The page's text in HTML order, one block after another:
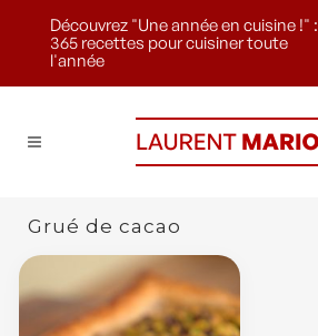
Découvrez "Une année en cuisine !" :
365 recettes pour cuisiner toute
l'année
Grué de cacao